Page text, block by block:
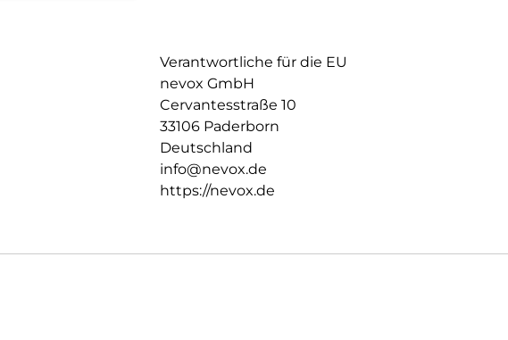
Verantwortliche für die EU
nevox GmbH
Cervantesstraße 10
33106 Paderborn
Deutschland
info@nevox.de
https://nevox.de